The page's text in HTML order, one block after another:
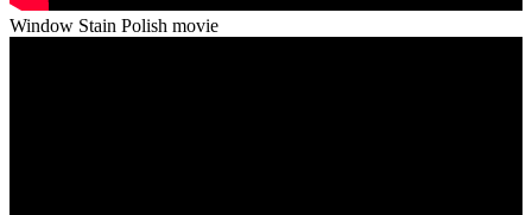
Window Stain Polish movie